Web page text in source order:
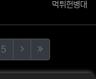
등록자
먹튀헌병대
5 (next)(last)